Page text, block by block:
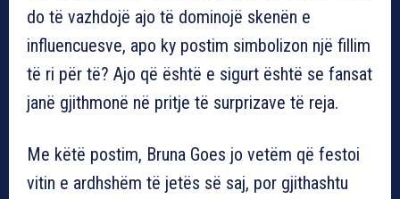
do të vazhdojë ajo të dominojë skenën e
influencuesve, apo ky postim simbolizon një fillim
të ri për të? Ajo që është e sigurt është se fansat
janë gjithmonë në pritje të surprizave të reja.
Me këtë postim, Bruna Goes jo vetëm që festoi
vitin e ardhshëm të jetës së saj, por gjithashtu